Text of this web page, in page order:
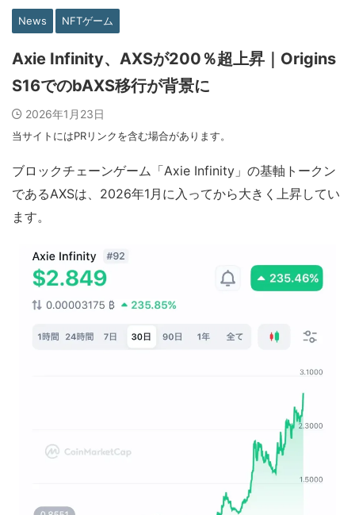
News NFTゲーム
Axie Infinity、AXSが200％超上昇｜Origins
S16でのbAXS移行が背景に
2026年1月23日
当サイトにはPRリンクを含む場合があります。
ブロックチェーンゲーム「Axie Infinity」の基軸トークン
であるAXSは、2026年1月に入ってから大きく上昇してい
ます。